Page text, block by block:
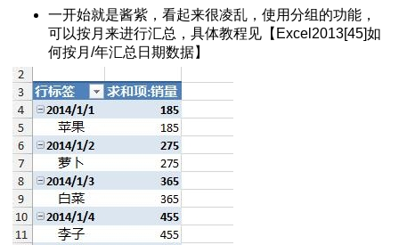
法
一开始就是酱紫，看起来很凌乱，使用分组的功能，
可以按月来进行汇总，具体教程见【Excel2013[45]如
何按月/年汇总日期数据】